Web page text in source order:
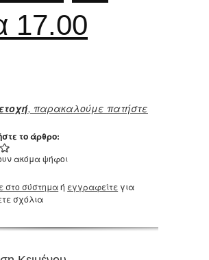
17.00
, παρακαλούμε πατήστε
το άρθρο:
ακόμα ψήφοι
στο σύστημαή εγγραφείτε για
σχόλια